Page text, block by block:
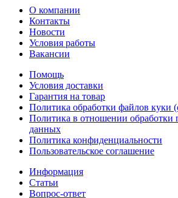
О компании
Контакты
Новости
Условия работы
Вакансии
Помощь
Условия доставки
Гарантия на товар
Политика обработки файлов куки
Политика в отношении обработки
данных
Политика конфиденциальности
Пользовательское соглашение
Информация
Статьи
Вопрос-ответ